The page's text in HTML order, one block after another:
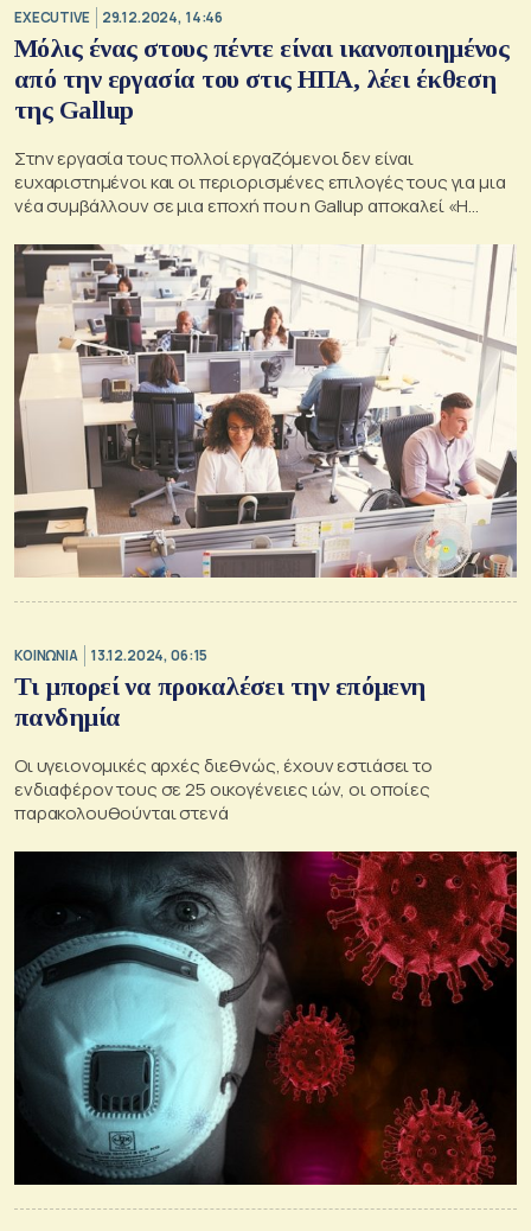
EXECUTIVE 29.12.2024, 14:46
Μόλις ένας στους πέντε είναι ικανοποιημένος
από την εργασία του στις ΗΠΑ, λέει έκθεση
της Gallup
Στην εργασία τους πολλοί εργαζόμενοι δεν είναι
ευχαριστημένοι και οι περιορισμένες επιλογές τους για μια
νέα συμβάλλουν σε μια εποχή που η Gallup αποκαλεί «Η
ΚΟΙΝΩΝΙΑ 13.12.2024, 06:15
Τι μπορεί να προκαλέσει την επόμενη
πανδημία
Οι υγειονομικές αρχές διεθνώς, έχουν εστιάσει το
ενδιαφέρον τους σε 25 οικογένειες ιών, οι οποίες
παρακολουθούνται στενά